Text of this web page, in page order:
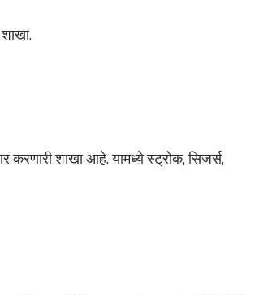
करणारी शाखा आहे. यामध्ये स्ट्रोक, सिजर्स,